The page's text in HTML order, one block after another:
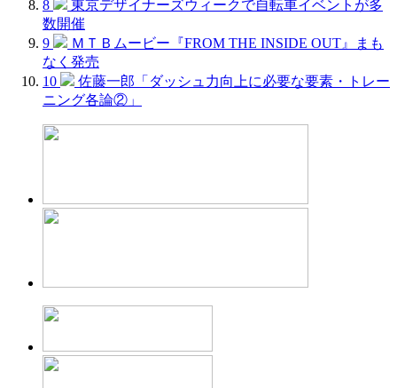
8
東京デザイナーズウィークで自転車イベントが多
数開催
9
ＭＴＢムービー『FROM THE INSIDE OUT』まも
なく発売
10
佐藤一郎「ダッシュ力向上に必要な要素・トレー
ニング各論②」